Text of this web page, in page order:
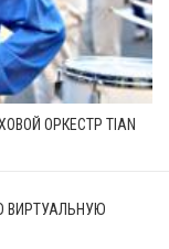
ОРКЕСТР TIAN
ВИРТУАЛЬНУЮ